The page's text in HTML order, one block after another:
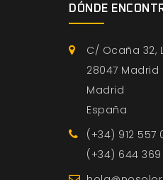
DÓNDE
C/ Ocaña 32,
28047 Madrid
Madrid
España
(+34) 912 557
(+34) 644 369